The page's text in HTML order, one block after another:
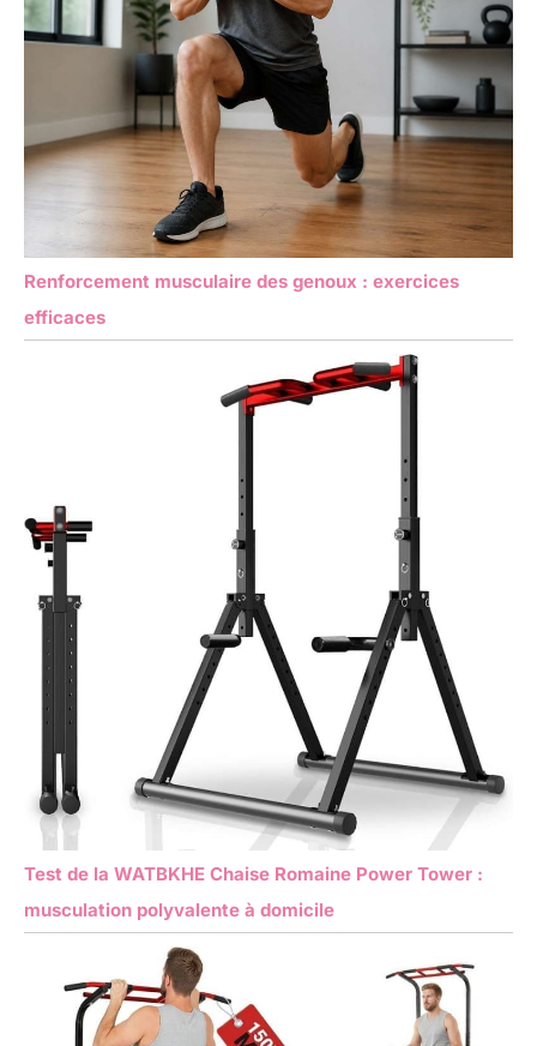
Renforcement musculaire des genoux : exercices
efficaces
Test de la WATBKHE Chaise Romaine Power Tower :
musculation polyvalente à domicile